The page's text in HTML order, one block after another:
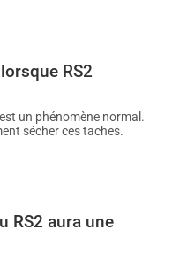
RS2
un phénomène normal.
sécher ces taches.
RS2 aura une